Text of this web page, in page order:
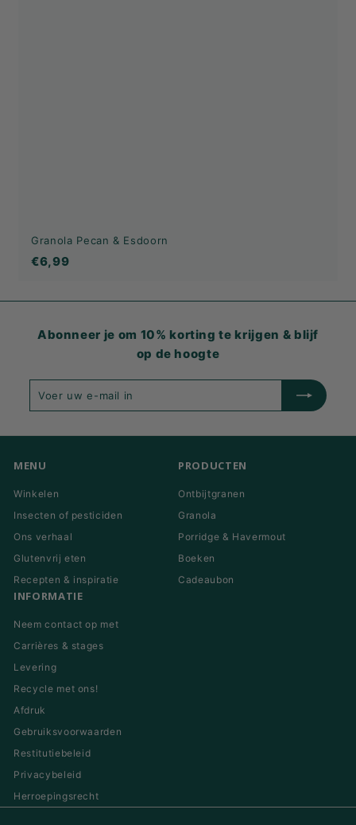
Granola Pecan & Esdoorn
€6,99€6,99
Abonneer je om 10% korting te krijgen & blijf
op de hoogte
mail
MENU
Winkelen
Insecten of pesticiden
Ons verhaal
Glutenvrij eten
Recepten & inspiratie
PRODUCTEN
Ontbijtgranen
Granola
Porridge & Havermout
Boeken
Cadeaubon
INFORMATIE
Neem contact op met
Carrières & stages
Levering
Recycle met ons!
Afdruk
Gebruiksvoorwaarden
Restitutiebeleid
Privacybeleid
Herroepingsrecht